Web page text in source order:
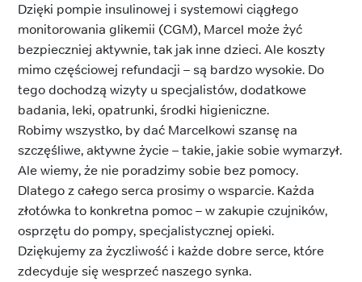
Dzięki pompie insulinowej i systemowi ciągłego
monitorowania glikemii (CGM), Marcel może żyć
bezpieczniej aktywnie, tak jak inne dzieci. Ale koszty
mimo częściowej refundacji – są bardzo wysokie. Do
tego dochodzą wizyty u specjalistów, dodatkowe
badania, leki, opatrunki, środki higieniczne.
Robimy wszystko, by dać Marcelkowi szansę na
szczęśliwe, aktywne życie – takie, jakie sobie wymarzył.
Ale wiemy, że nie poradzimy sobie bez pomocy.
Dlatego z całego serca prosimy o wsparcie. Każda
złotówka to konkretna pomoc – w zakupie czujników,
osprzętu do pompy, specjalistycznej opieki.
Dziękujemy za życzliwość i każde dobre serce, które
zdecyduje się wesprzeć naszego synka.